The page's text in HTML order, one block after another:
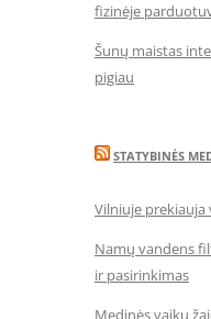
fizinėje
Šunų maistas
pigiau
STATYBINĖS
Vilniuje
Namų vandens
ir pasirinkimas
Medinės vaikų